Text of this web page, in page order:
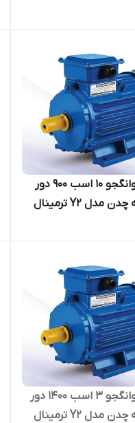
الکتروموتور گوانگجو 10 اسب 900 دور
سه فاز پوسته چدن مدل Y2 ترمینال
الکتروموتور گوانگجو 3 اسب 1400 دور
سه فاز پوسته چدن مدل Y2 ترمینال